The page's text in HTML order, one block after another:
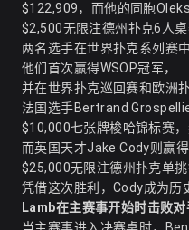
$122,909，而他的同胞
$2,500无限注德州扑克6人
两名选手在世界扑克系列赛中
他们首次赢得WSOP冠军，
并在世界扑克巡回赛和欧洲
法国选手Bertrand
$10,000七张牌梭哈锦标赛，
而英国天才Jake Cody则赢
$25,000无限注德州扑克单
凭借这次胜利，Cody成为历
Lamb在主赛事开始时击败对